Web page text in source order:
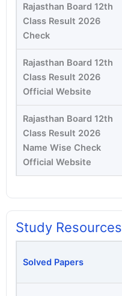
Rajasthan Board 12th
Class Result 2026
Check
Rajasthan Board 12th
Class Result 2026
Official Website
Rajasthan Board 12th
Class Result 2026
Name Wise Check
Official Website
Study Resources
Solved Papers